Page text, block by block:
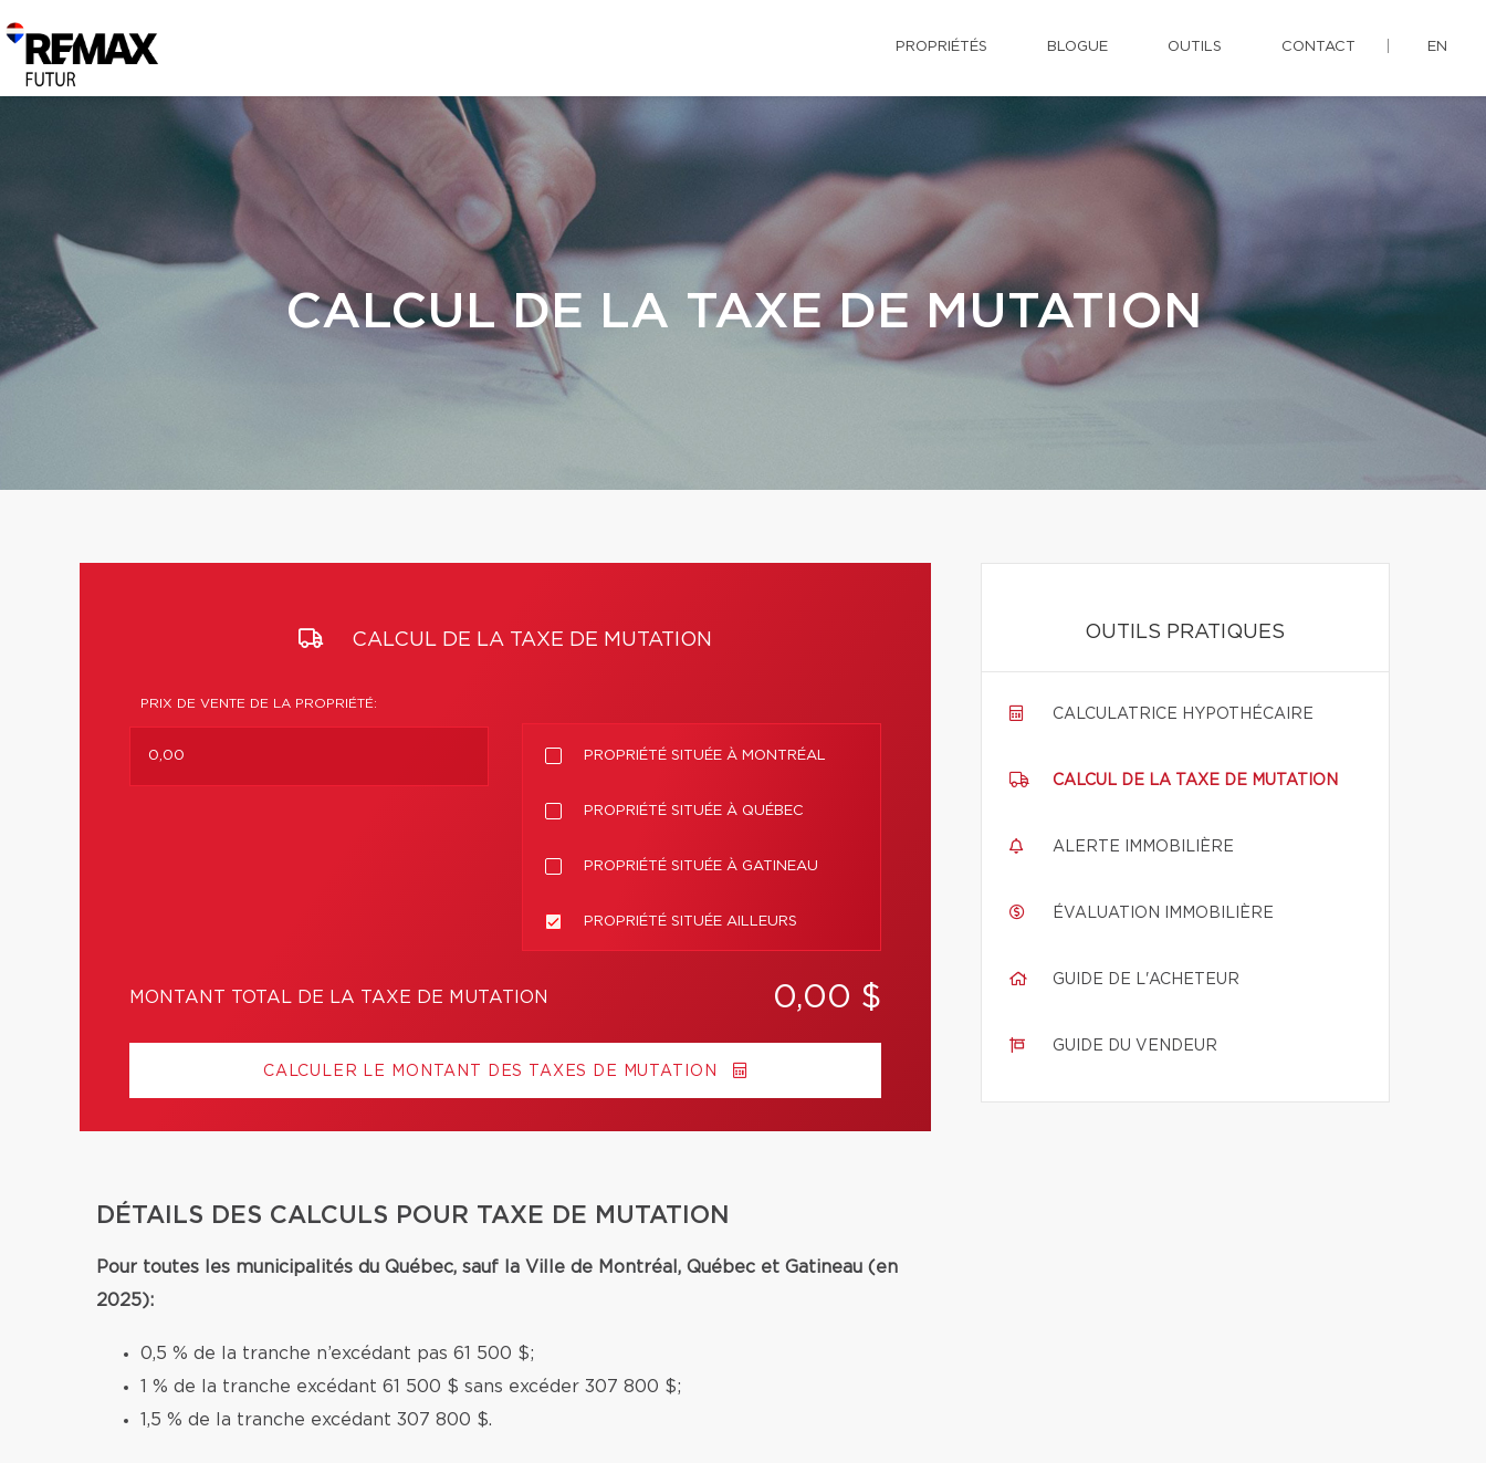
PROPRIÉTÉS BLOGUE OUTILS CONTACT EN
CALCUL DE LA TAXE DE MUTATION
CALCUL DE LA TAXE DE MUTATION
PRIX DE VENTE DE LA PROPRIÉTÉ:
PROPRIÉTÉ SITUÉE À MONTRÉAL
PROPRIÉTÉ SITUÉE À QUÉBEC
PROPRIÉTÉ SITUÉE À GATINEAU
PROPRIÉTÉ SITUÉE AILLEURS
MONTANT TOTAL DE LA TAXE DE MUTATION 0,00 $
CALCULER LE MONTANT DES TAXES DE MUTATION
DÉTAILS DES CALCULS POUR TAXE DE MUTATION
Pour toutes les municipalités du Québec, sauf la Ville de Montréal, Québec et Gatineau (en
2025):
0,5 % de la tranche n’excédant pas 61 500 $;
1 % de la tranche excédant 61 500 $ sans excéder 307 800 $;
1,5 % de la tranche excédant 307 800 $.
OUTILS PRATIQUES
CALCULATRICE HYPOTHÉCAIRE
CALCUL DE LA TAXE DE MUTATION
ALERTE IMMOBILIÈRE
ÉVALUATION IMMOBILIÈRE
GUIDE DE L'ACHETEUR
GUIDE DU VENDEUR